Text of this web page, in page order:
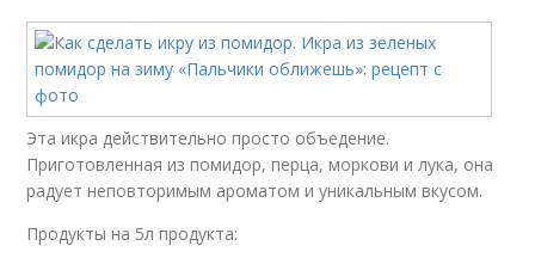
Эта икра действительно просто объедение.
Приготовленная из помидор, перца, моркови и лука, она
радует неповторимым ароматом и уникальным вкусом.
Продукты на 5л продукта: